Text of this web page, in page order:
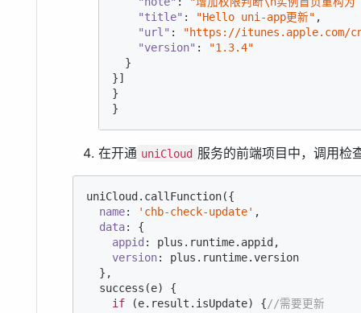
"title" : "Hello uni-app更新" ,
"url" :
"https://itunes.apple.com/
"version" :
"1.3.4"
  }
}]
}
}
在开通 uniCloud 服务的前端项目中，调用检
uniCloud.callFunction({
name: 'chb-check-update' ,
data: {
appid : plus.runtime.appid,
version: plus.runtime.version
  },
  success(e) {
if (e.result.isUpdate) {//需要更新